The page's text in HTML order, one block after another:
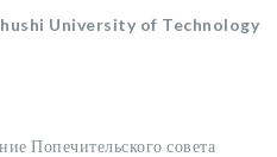
University of Technology
Попечительского совета